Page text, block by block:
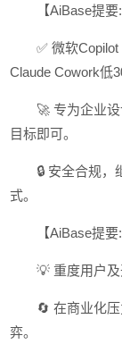
【AiBase提要:
✅ 微软
Claude Cowork低
🚀 专为企业
目标即可。
🔒 安全合规
式。
【AiBase提要:
💡 重度用户
🔄 在商业化
弈。